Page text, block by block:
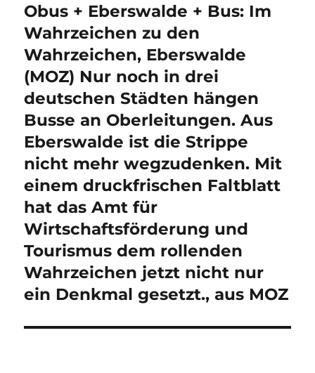
Nächster
Beitrag:
Obus + Eberswalde + Bus: Im
Wahrzeichen zu den
Wahrzeichen, Eberswalde
(MOZ) Nur noch in drei
deutschen Städten hängen
Busse an Oberleitungen. Aus
Eberswalde ist die Strippe
nicht mehr wegzudenken. Mit
einem druckfrischen Faltblatt
hat das Amt für
Wirtschaftsförderung und
Tourismus dem rollenden
Wahrzeichen jetzt nicht nur
ein Denkmal gesetzt., aus MOZ